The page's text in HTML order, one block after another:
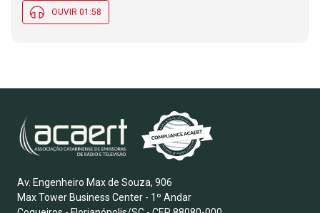
OUVIR 01:58
Av. Engenheiro Max de Souza, 906
Max Tower Business Center - 1º Andar